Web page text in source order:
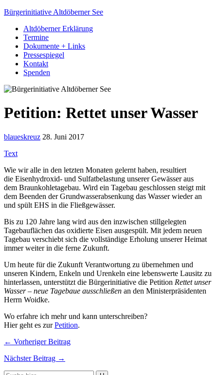
Bürgerinitiative Altdöberner See
Altdöberner Erklärung
Termine
Dokumente + Links
Pressespiegel
Kontakt
Spenden
Petition: Rettet unser Wasser
blaueskreuz 28. Juni 2017
Text
Wie wir alle in den letzten Monaten gelernt haben, resultiert
die Eisenhydroxid- und Sulfatbelastung unserer Gewässer aus
dem Braunkohletagebau. Wird ein Tagebau geschlossen steigt mit
dem Beenden der Grundwasserabsenkung das Wasser wieder an
und spült EHS in die Fließgewässer.
Bis zu 120 Jahre lang wird aus den inzwischen stillgelegten
Tagebauflächen das oxidierte Eisen ausgespült. Mit jedem neuen
Tagebau verschiebt sich die vollständige Erholung unserer Heimat
immer weiter in die ferne Zukunft.
Um heute für die Zukunft Verantwortung zu übernehmen und
unseren Kindern, Enkeln und Urenkeln eine lebenswerte Lausitz zu
hinterlassen, unterstützt die Bürgerinitiative die Petition Rettet unser
Wasser – neue Tagebaue ausschließen an den Ministerpräsidenten
Herrn Woidke.
Wo erfahre ich mehr und kann unterschreiben?
Hier geht es zurPetition.
← Vorheriger Beitrag
Nächster Beitrag →